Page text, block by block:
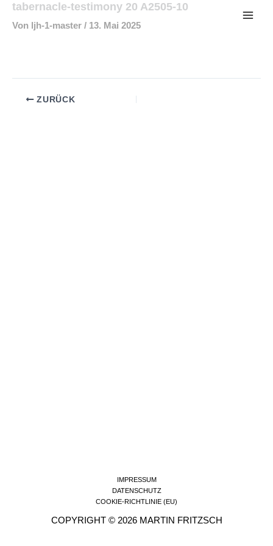
Zum
Inhalt
tabernacle-testimony 20 A2505-10
Von ljh-1-master / 13. Mai 2025
ZURÜCK
IMPRESSUM
DATENSCHUTZ
COOKIE-RICHTLINIE (EU)
COPYRIGHT © 2026 MARTIN FRITZSCH